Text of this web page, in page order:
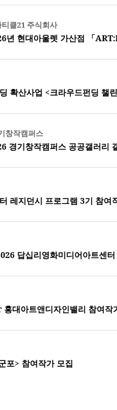
클21 주식회사
년 현대아울렛 가산점 「
확산사업 <크라우드펀딩 챌
창작캠퍼스
경기창작캠퍼스 공공갤러리
레지던시 프로그램 3기 참여
답십리영화미디어아트센
대아트앤디자인밸리 참여작
포> 참여작가 모집